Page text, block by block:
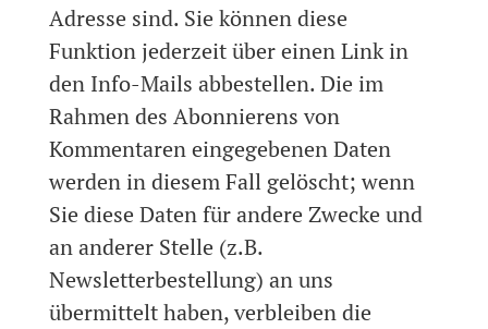
Adresse sind. Sie können diese
Funktion jederzeit über einen Link in
den Info-Mails abbestellen. Die im
Rahmen des Abonnierens von
Kommentaren eingegebenen Daten
werden in diesem Fall gelöscht; wenn
Sie diese Daten für andere Zwecke und
an anderer Stelle (z.B.
Newsletterbestellung) an uns
übermittelt haben, verbleiben die